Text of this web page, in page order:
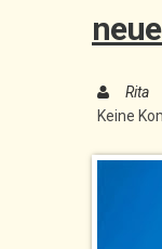
Rita
Keine